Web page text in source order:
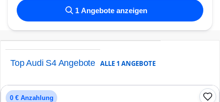
1 Angebote anzeigen
Top Audi S4 Angebote ALLE 1 ANGEBOTE
0 € Anzahlung